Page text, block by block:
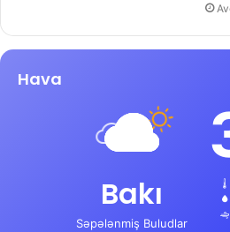
Hava
Bakı
Səpələnmiş Buludlar